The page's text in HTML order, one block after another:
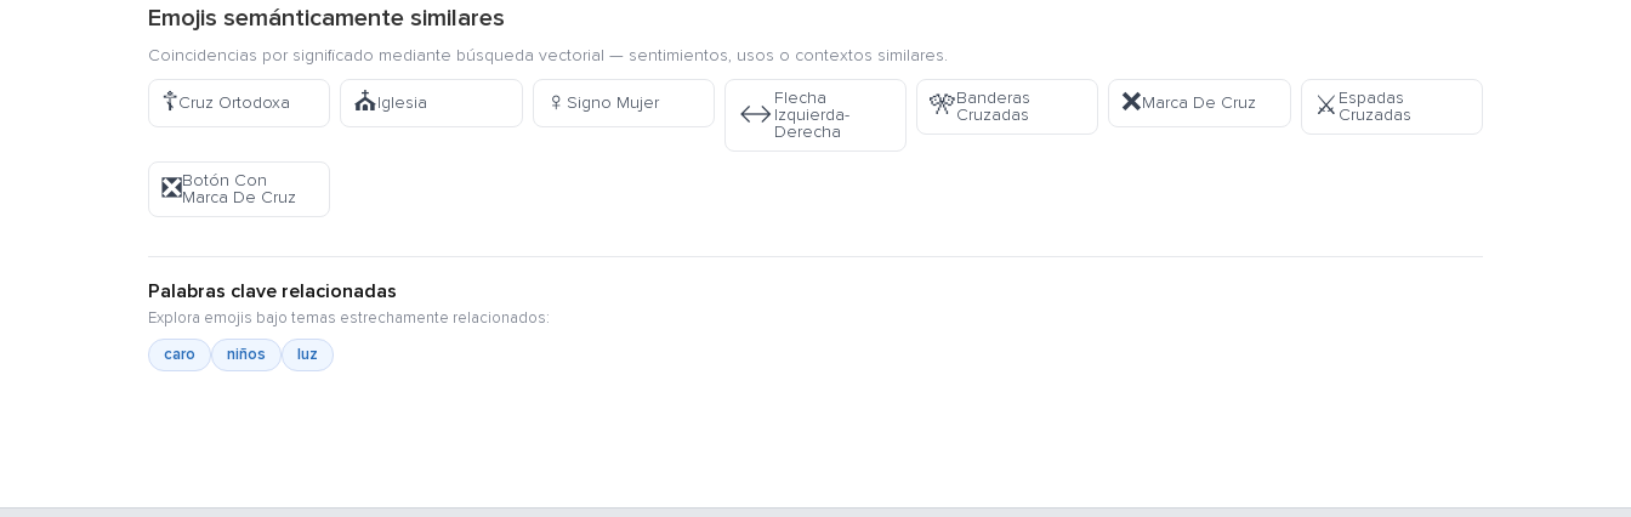
Emojis semánticamente similares
Coincidencias por significado mediante búsqueda vectorial — sentimientos, usos o contextos similares.
☦️Cruz Ortodoxa ⛪Iglesia ♀️ Signo Mujer ↔️
Flecha
Izquierda-
Derecha
🎌Banderas
Cruzadas
❌Marca De Cruz ⚔️ Espadas
Cruzadas
❎Botón Con
Marca De Cruz
Palabras clave relacionadas
Explora emojis bajo temas estrechamente relacionados:
caro
niños luz